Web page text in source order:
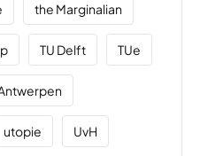
the Marginalian
TU Delft TUe
utopie UvH